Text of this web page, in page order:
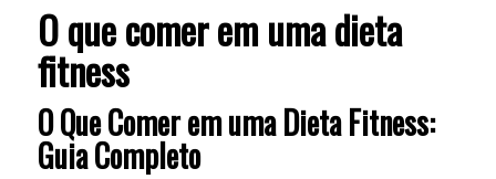
O que comer em uma dieta
fitness
O Que Comer em uma Dieta Fitness:
Guia Completo